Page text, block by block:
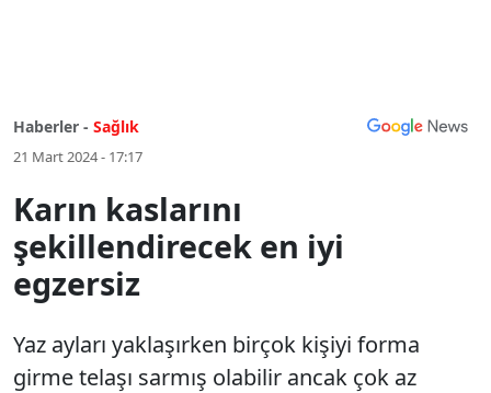
Haberler - Sağlık
21 Mart 2024 - 17:17
Karın kaslarını
şekillendirecek en iyi
egzersiz
Yaz ayları yaklaşırken birçok kişiyi forma
girme telaşı sarmış olabilir ancak çok az